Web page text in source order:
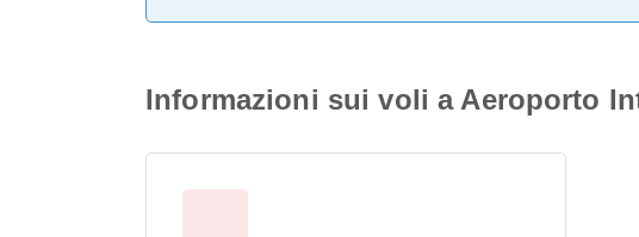
Informazioni sui voli a Aeroporto